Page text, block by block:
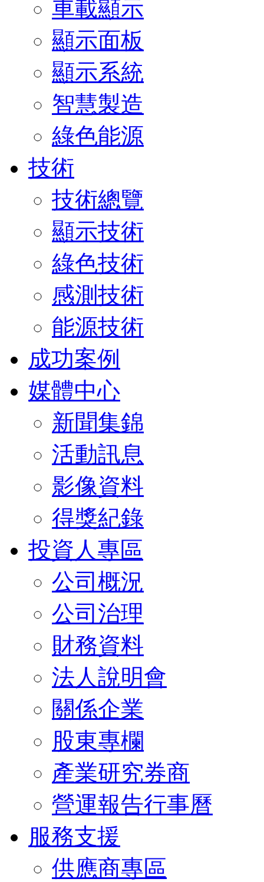
車載顯示
顯示面板
顯示系統
智慧製造
綠色能源
技術
技術總覽
顯示技術
綠色技術
感測技術
能源技術
成功案例
媒體中心
新聞集錦
活動訊息
影像資料
得獎紀錄
投資人專區
公司概況
公司治理
財務資料
法人說明會
關係企業
股東專欄
產業研究券商
營運報告行事曆
服務支援
供應商專區